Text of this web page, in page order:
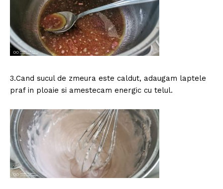
3.Cand sucul de zmeura este caldut, adaugam laptele
praf in ploaie si amestecam energic cu telul.